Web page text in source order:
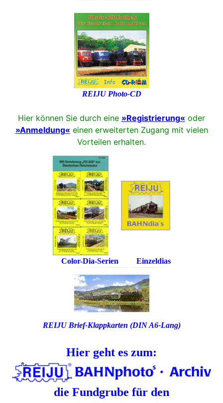
REIJU Photo-CD
Hier können Sie durch eine »Registrierung« oder
»Anmeldung« einen erweiterten Zugang mit vielen
Vorteilen erhalten.
Color-Dia-Serien Einzeldias
REIJU Brief-Klappkarten (DIN A6-Lang)
Hier geht es zum:
die Fundgrube für den